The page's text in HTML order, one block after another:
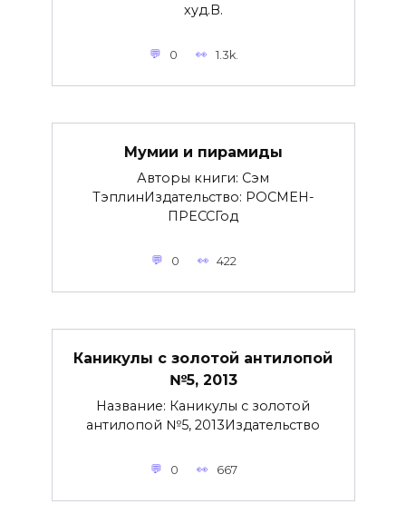
худ.В.
0 1.3k.
Мумии и пирамиды
Авторы книги: Сэм
ТэплинИздательство: РОСМЕН-
ПРЕССГод
0 422
Каникулы с золотой антилопой
№5, 2013
Название: Каникулы с золотой
антилопой №5, 2013Издательство
0 667